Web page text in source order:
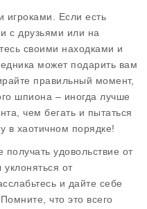
игроками. Если есть
с друзьями или на
своими находками и
может подарить вам
правильный момент,
шпиона – иногда лучше
чем бегать и пытаться
в хаотичном порядке!
удовольствие от
от
и дайте себе
что это всего